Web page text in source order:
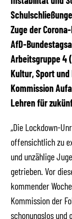
Zuge der
AfD-
Arbeitsgruppe 4
Kultur, Sport
Kommission
Lehren für
„Die Lockdown-
offensichtlich zu
und unzählige
getrieben. Vor
kommender
Kommission der
schonungslos und